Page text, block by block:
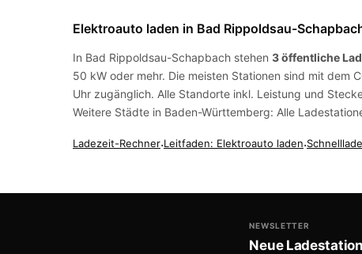
Elektroauto laden in Bad Rippoldsau-
In Bad Rippoldsau-Schapbach stehen 3 öffentliche
50 kW oder mehr. Die meisten Stationen sind mit dem
Uhr zugänglich. Alle Standorte inkl. Leistung und
Weitere Städte in Baden-Württemberg: Alle
Ladezeit-Rechner·Leitfaden: Elektroauto laden·
NEWSLETTER
Neue